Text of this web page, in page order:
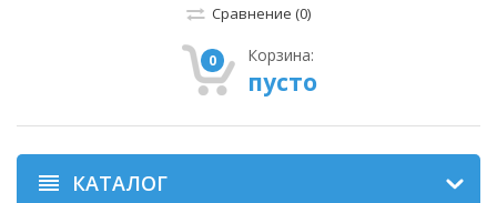
Сравнение (0)
0 Корзина:
пусто
КАТАЛОГ